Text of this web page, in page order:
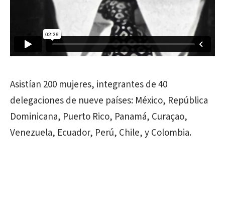
Asistían 200 mujeres, integrantes de 40
delegaciones de nueve países: México, República
Dominicana, Puerto Rico, Panamá, Curaçao,
Venezuela, Ecuador, Perú, Chile, y Colombia.